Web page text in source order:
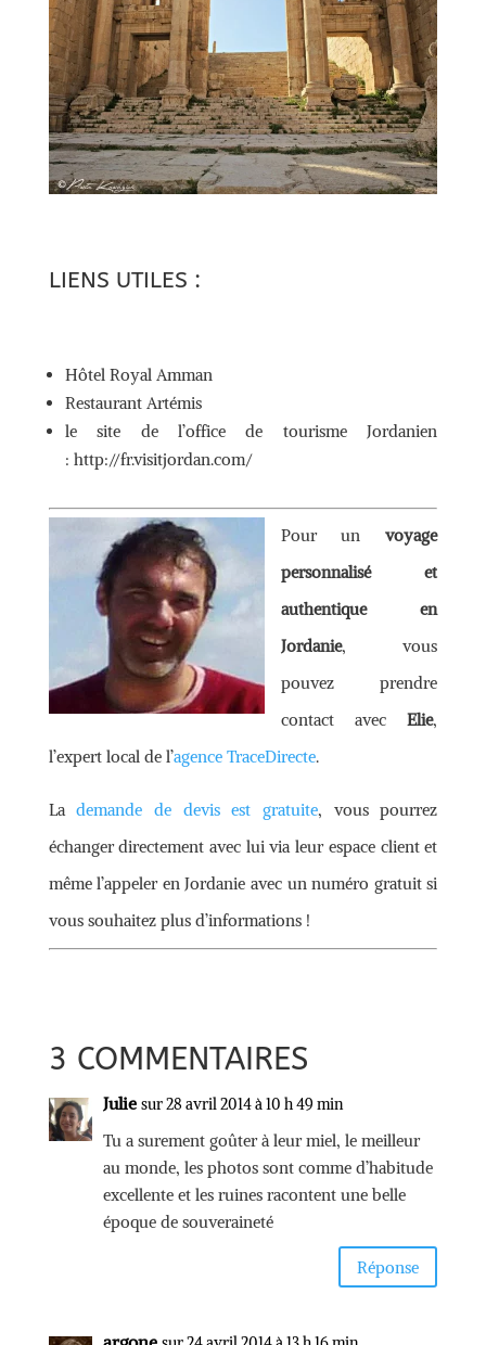
LIENS UTILES :
Hôtel Royal Amman
Restaurant Artémis
le site de l’office de tourisme Jordanien
: http://fr.visitjordan.com/
Pour unvoyage
personnalisé et
authentique en
Jordanie, vous
pouvez prendre
contact avecElie,
l’expert local de l’agence TraceDirecte.
Lademande de devis est gratuite, vous pourrez
échanger directement avec lui via leur espace client et
même l’appeler en Jordanie avec un numéro gratuit si
vous souhaitez plus d’informations !
3 COMMENTAIRES
Julie sur 28 avril 2014 à 10 h 49 min
Tu a surement goûter à leur miel, le meilleur
au monde, les photos sont comme d’habitude
excellente et les ruines racontent une belle
époque de souveraineté
Réponse